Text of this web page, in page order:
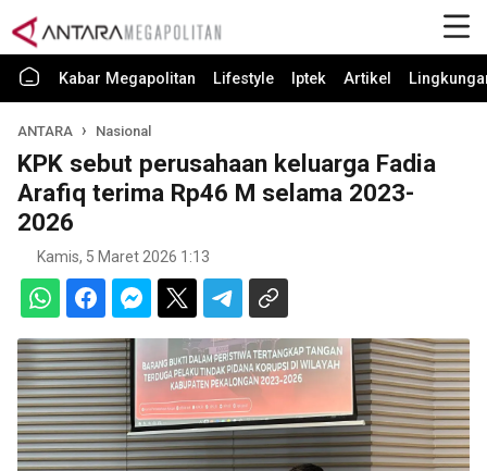
Kabar Megapolitan Lifestyle Iptek Artikel
ANTARA Nasional
KPK sebut perusahaan keluarga Fadia
Arafiq terima Rp46 M selama 2023-
2026
Kamis, 5 Maret 2026 1:13